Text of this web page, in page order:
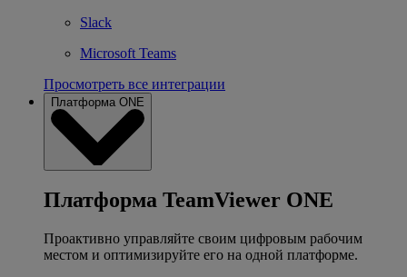
Slack
Microsoft Teams
Просмотреть все интеграции
Платформа ONE
Платформа TeamViewer ONE
Проактивно управляйте своим цифровым рабочим
местом и оптимизируйте его на одной платформе.